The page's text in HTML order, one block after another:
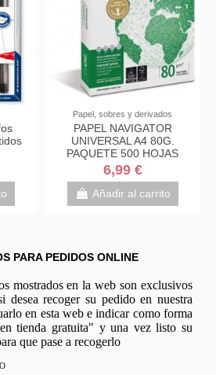
Papel, sobres y derivados
PAPEL NAVIGATOR
UNIVERSAL A4 80G.
PAQUETE 500 HOJAS
6,99 €
Añadir al carrito
PARA PEDIDOS ONLINE
mostrados en la web son exclusivos
desea recoger su pedido en nuestra
en esta web e indicar como forma
tienda gratuita" y una vez listo su
que pase a recogerlo